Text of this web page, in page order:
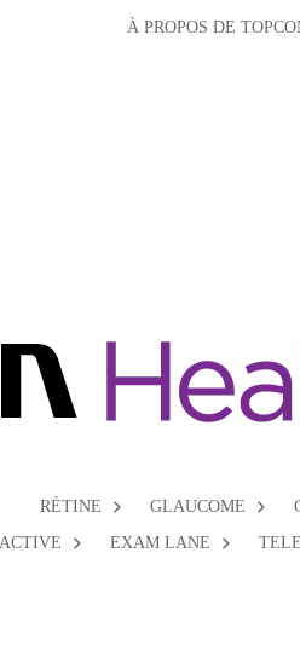
À PROPOS DE
RÉTINE GLAUCOME
EXAM LANE